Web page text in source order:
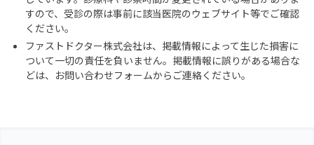
すので、受診の際は事前に該当医院のウェブサイト等でご確認
ください。
ファストドクター株式会社は、掲載情報によって生じた損害に
ついて一切の責任を負いません。掲載情報に誤りがある場合な
どは、お問い合わせフォームからご連絡ください。